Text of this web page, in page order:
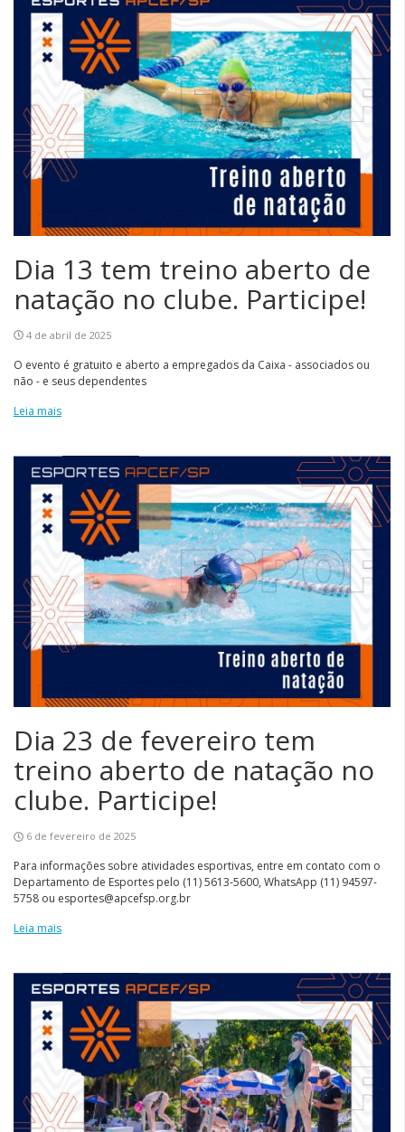
Dia 13 tem treino aberto de
natação no clube. Participe!
4 de abril de 2025
O evento é gratuito e aberto a empregados da Caixa - associados ou
não - e seus dependentes
Leia mais
Dia 23 de fevereiro tem
treino aberto de natação no
clube. Participe!
6 de fevereiro de 2025
Para informações sobre atividades esportivas, entre em contato com o
Departamento de Esportes pelo (11) 5613-5600, WhatsApp (11) 94597-
5758 ou esportes@apcefsp.org.br
Leia mais